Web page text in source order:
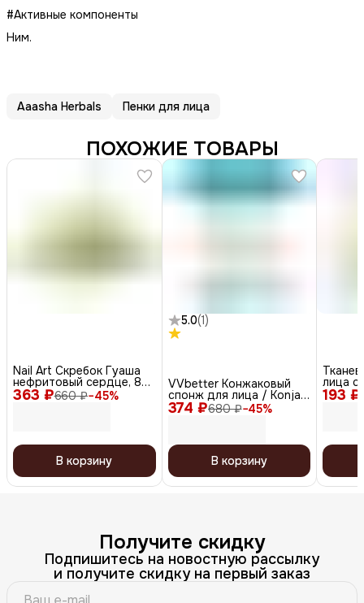
#Активные компоненты
Ним.
Aaasha Herbals Пенки для лица
ПОХОЖИЕ ТОВАРЫ
363 ₽660 ₽−45%
Nail Art Скребок Гуаша
нефритовый сердце, 8
см, светло-зелёный
В корзину
5.0(1)
374 ₽680 ₽−45%
VVbetter Конжаковый
спонж для лица / Konjac
Sponge
В корзину
193 ₽
лица с
Получите скидку
Подпишитесь на новостную рассылку
и получите скидку на первый заказ